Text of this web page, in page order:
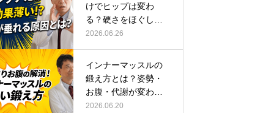
けでヒップは変わ
る？硬さをほぐして
整える正しい方…
2026.06.26
インナーマッスルの
鍛え方とは？姿勢・
お腹・代謝が変わる
トレーニング…
2026.06.20